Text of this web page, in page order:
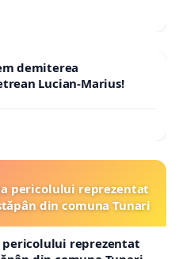
demiterea
Lucian-Marius!
pericolului reprezentat
din comuna Tunari
reprezentat